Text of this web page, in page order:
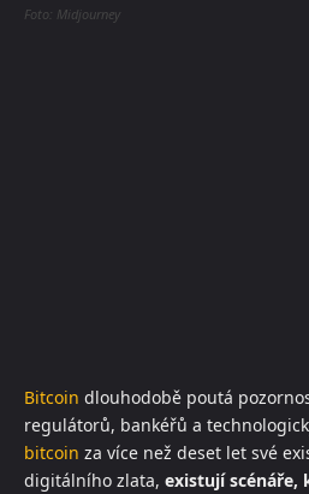
Foto: Midjourney
Bitcoin dlouhodobě poutá
regulátorů, bankéřů a
bitcoin za více než deset let své
digitálního zlata, existují scénáře,